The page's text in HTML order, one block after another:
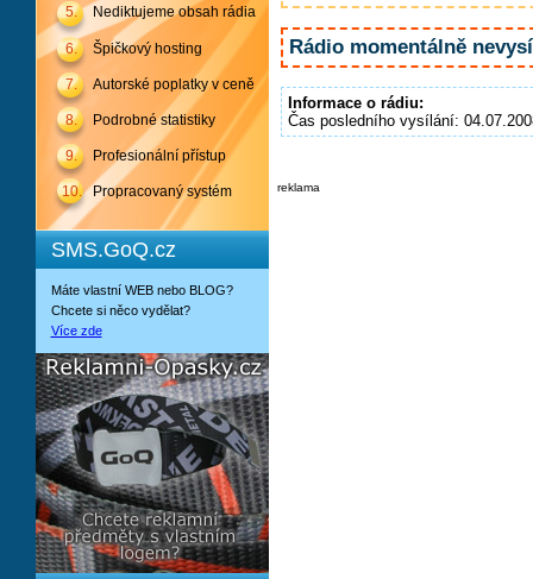
5. Nediktujeme obsah rádia
6. Špičkový hosting
7. Autorské poplatky v ceně
8. Podrobné statistiky
9. Profesionální přístup
10. Propracovaný systém
SMS.GoQ.cz
Máte vlastní WEB nebo BLOG?
Chcete si něco vydělat?
Více zde
Rádio momentálně
Informace o rádiu:
Čas posledního vysílání:
reklama